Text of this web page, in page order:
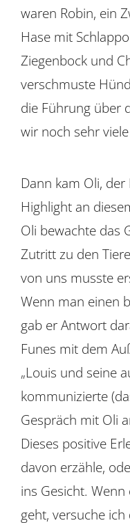
waren Robin, ein
Hase mit
Ziegenbock und
verschmuste
die Führung über
wir noch sehr
Dann kam Oli,
Highlight an
Oli bewachte das
Zutritt zu den
von uns musste
Wenn man einen
gab er Antwort
Funes mit dem
„Louis und seine
kommunizierte
Gespräch mit Oli
Dieses positive
davon erzähle,
ins Gesicht.
geht, versuche